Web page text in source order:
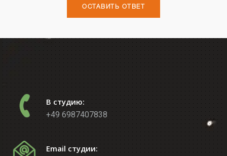
В студию:
+49 6987407838
Email студии: